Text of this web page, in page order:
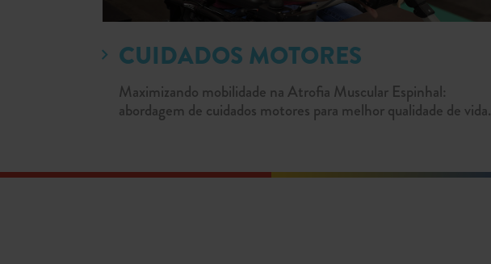
CUIDADOS MOTORES
Maximizando mobilidade na Atrofia Muscular Espinhal:
abordagem de cuidados motores para melhor qualidade de vida.